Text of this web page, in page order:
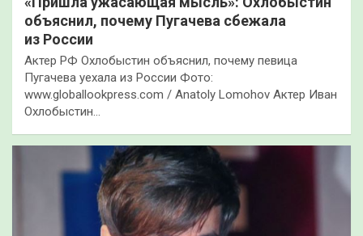
объяснил, почему Пугачева сбежала
из России
Актер РФ Охлобыстин объяснил, почему певица
Пугачева уехала из России Фото:
www.globallookpress.com / Anatoly Lomohov Актер Иван
Охлобыстин…